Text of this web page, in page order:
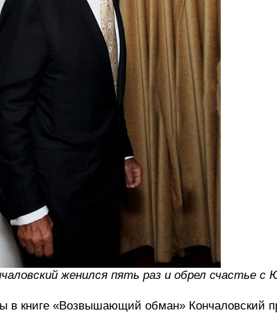
женился пять раз и обрел счастье с
в книге «Возвышающий обман» Кончаловский